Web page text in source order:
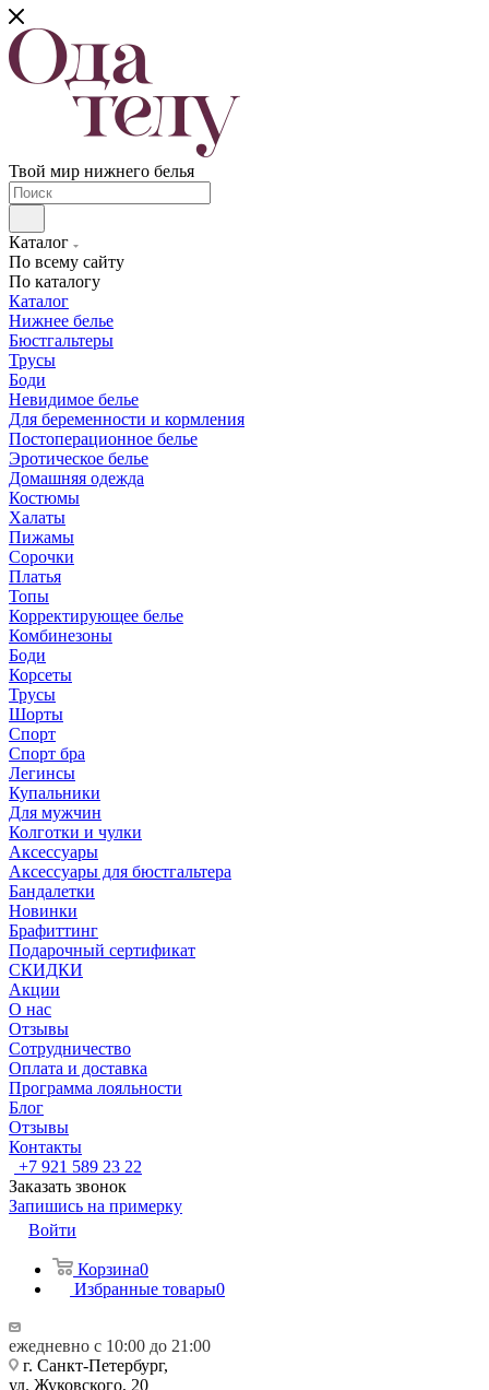
Твой мир нижнего белья
Каталог
По всему сайту
По каталогу
Каталог
Нижнее белье
Бюстгальтеры
Трусы
Боди
Невидимое белье
Для беременности и кормления
Постоперационное белье
Эротическое белье
Домашняя одежда
Костюмы
Халаты
Пижамы
Сорочки
Платья
Топы
Корректирующее белье
Комбинезоны
Боди
Корсеты
Трусы
Шорты
Спорт
Спорт бра
Легинсы
Купальники
Для мужчин
Колготки и чулки
Аксессуары
Аксессуары для бюстгальтера
Бандалетки
Новинки
Брафиттинг
Подарочный сертификат
СКИДКИ
Акции
О нас
Отзывы
Сотрудничество
Оплата и доставка
Программа лояльности
Блог
Отзывы
Контакты
+7 921 589 23 22
Заказать звонок
Запишись на примерку
Войти
Корзина0
Избранные товары0
ежедневно с 10:00 до 21:00
г. Санкт-Петербург,
ул. Жуковского, 20